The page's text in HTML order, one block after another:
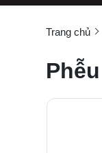
Trang chủ